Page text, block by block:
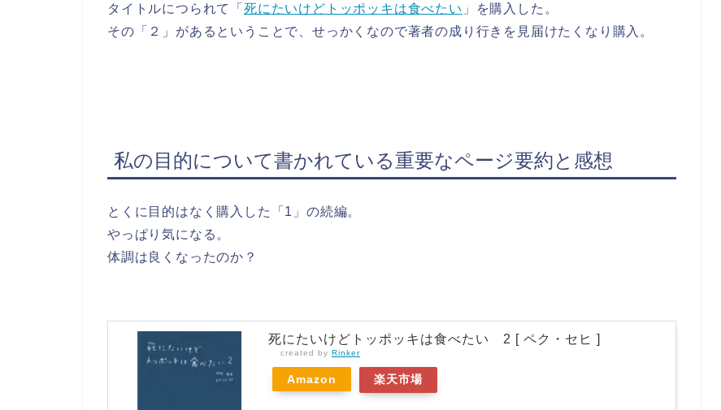
タイトルにつられて「死にたいけどトッポッキは食べたい 」を購入した。
その「２」があるということで、せっかくなので著者の成り行きを見届けたくなり購入。
私の目的について書かれている重要なページ要約と感想
とくに目的はなく購入した「1」の続編。
やっぱり気になる。
体調は良くなったのか？
死にたいけどトッポッキは食べたい 2 [ ペク・セヒ ]
created by Rinker
Amazon 楽天市場